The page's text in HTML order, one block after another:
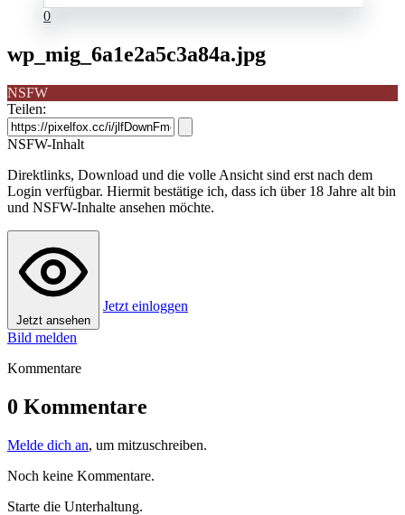
0
wp_mig_6a1e2a5c3a84a.jpg
NSFW
Teilen:
NSFW-Inhalt
Direktlinks, Download und die volle Ansicht sind erst nach dem
Login verfügbar. Hiermit bestätige ich, dass ich über 18 Jahre alt bin
und NSFW-Inhalte ansehen möchte.
Jetzt ansehen
Jetzt einloggen
Bild melden
Kommentare
0 Kommentare
Melde dich an, um mitzuschreiben.
Noch keine Kommentare.
Starte die Unterhaltung.